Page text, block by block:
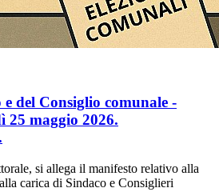
e del Consiglio comunale -
25 maggio 2026.
si allega il manifesto relativo alla
carica di Sindaco e Consiglieri